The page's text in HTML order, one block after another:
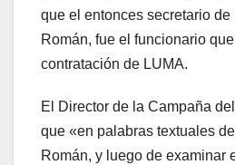
que el entonces secretario de
Román, fue el funcionario
contratación de LUMA.
El Director de la Campaña
que «en palabras textuales
Román, y luego de examinar